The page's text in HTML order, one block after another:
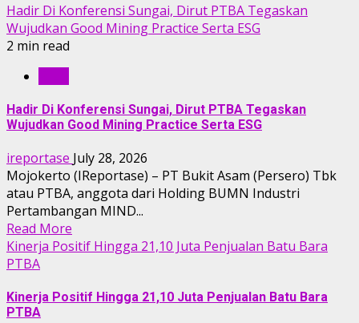
Hadir Di Konferensi Sungai, Dirut PTBA Tegaskan
Wujudkan Good Mining Practice Serta ESG
2 min read
Hadir Di Konferensi Sungai, Dirut PTBA Tegaskan
Wujudkan Good Mining Practice Serta ESG
ireportase July 28, 2026
Mojokerto (IReportase) – PT Bukit Asam (Persero) Tbk
atau PTBA, anggota dari Holding BUMN Industri
Pertambangan MIND...
Read More
Kinerja Positif Hingga 21,10 Juta Penjualan Batu Bara
PTBA
Kinerja Positif Hingga 21,10 Juta Penjualan Batu Bara
PTBA